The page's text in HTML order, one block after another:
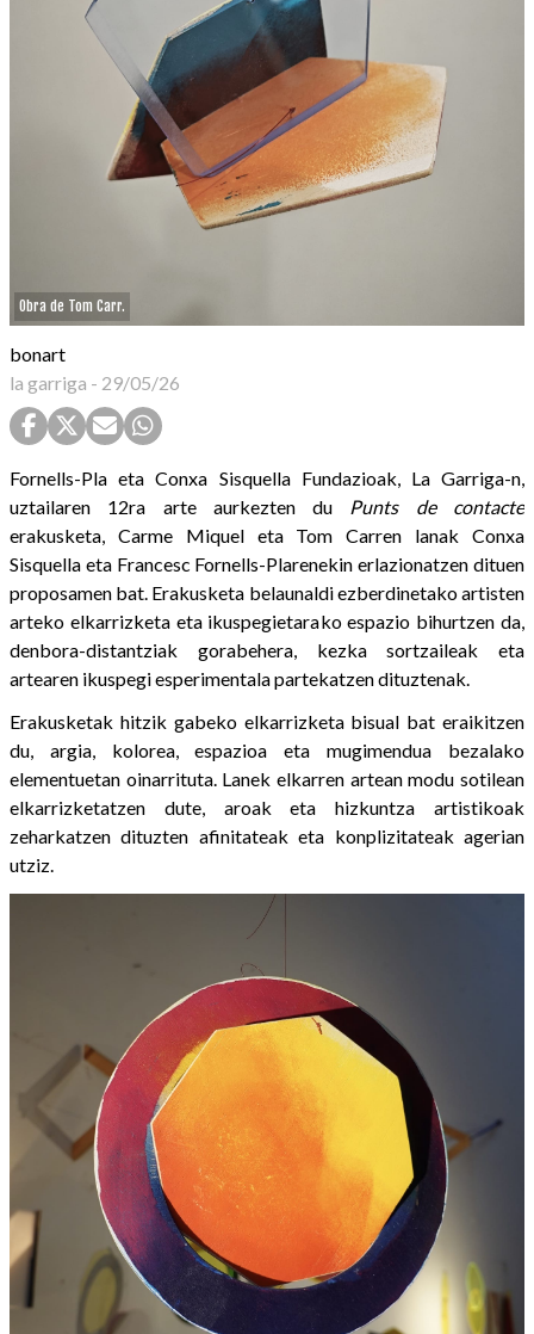
Obra de Tom Carr.
bonart
la garriga - 29/05/26
Fornells-Pla eta Conxa Sisquella Fundazioak, La Garriga-n,
uztailaren 12ra arte aurkezten du Punts de contacte
erakusketa, Carme Miquel eta Tom Carren lanak Conxa
Sisquella eta Francesc Fornells-Plarenekin erlazionatzen dituen
proposamen bat. Erakusketa belaunaldi ezberdinetako artisten
arteko elkarrizketa eta ikuspegietarako espazio bihurtzen da,
denbora-distantziak gorabehera, kezka sortzaileak eta
artearen ikuspegi esperimentala partekatzen dituztenak.
Erakusketak hitzik gabeko elkarrizketa bisual bat eraikitzen
du, argia, kolorea, espazioa eta mugimendua bezalako
elementuetan oinarrituta. Lanek elkarren artean modu sotilean
elkarrizketatzen dute, aroak eta hizkuntza artistikoak
zeharkatzen dituzten afinitateak eta konplizitateak agerian
utziz.